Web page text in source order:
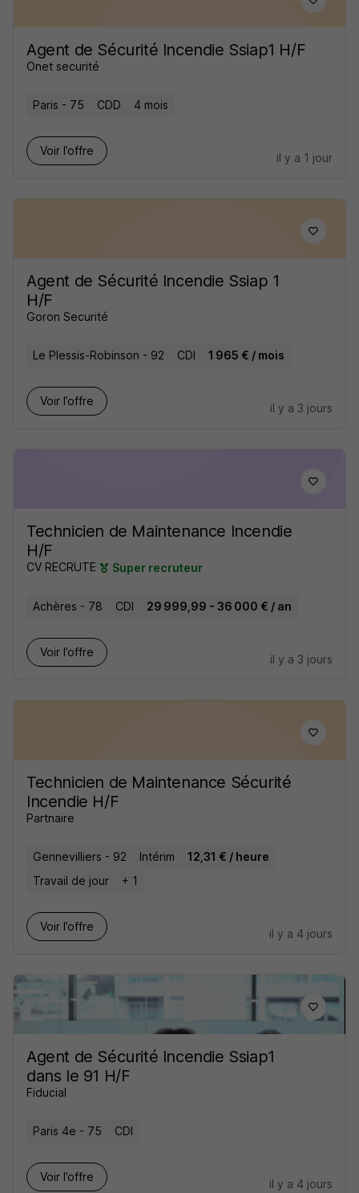
Agent de Sécurité Incendie Ssiap1 H/F
Onet securité
Paris - 75 CDD 4 mois
Voir l’offre
il y a 1 jour
Agent de Sécurité Incendie Ssiap 1
H/F
Goron Securité
Le Plessis-Robinson - 92 CDI 1 965 € / mois
Voir l’offre
il y a 3 jours
Technicien de Maintenance Incendie
H/F
CV RECRUTE Super recruteur
Achères - 78 CDI 29 999,99 - 36 000 € / an
Voir l’offre
il y a 3 jours
Technicien de Maintenance Sécurité
Incendie H/F
Partnaire
Gennevilliers - 92 Intérim
12,31 € / heure
Travail de jour
+ 1
Voir l’offre
il y a 4 jours
Agent de Sécurité Incendie Ssiap1
dans le 91 H/F
Fiducial
Paris 4e - 75 CDI
Voir l’offre
il y a 4 jours